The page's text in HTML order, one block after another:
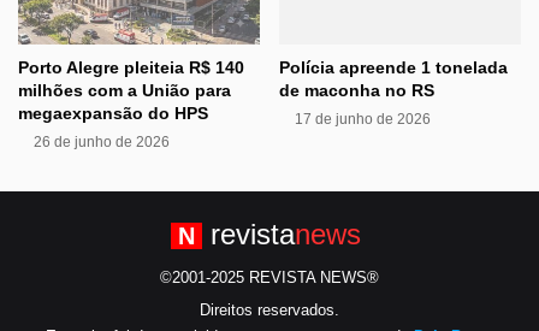
Porto Alegre pleiteia R$ 140
milhões com a União para
megaexpansão do HPS
26 de junho de 2026
Polícia apreende 1 tonelada
de maconha no RS
17 de junho de 2026
N revistanews
©2001-2025 REVISTA NEWS®
Direitos reservados.